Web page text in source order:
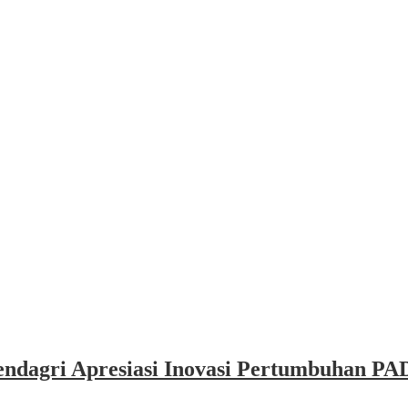
Apresiasi Inovasi Pertumbuhan